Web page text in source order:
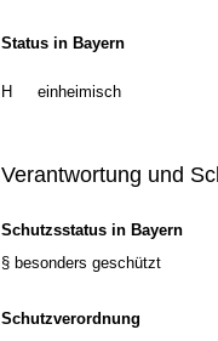
Status in Bayern
H einheimisch
Verantwortung und
Schutzsstatus in Bayern
§ besonders geschützt
Schutzverordnung